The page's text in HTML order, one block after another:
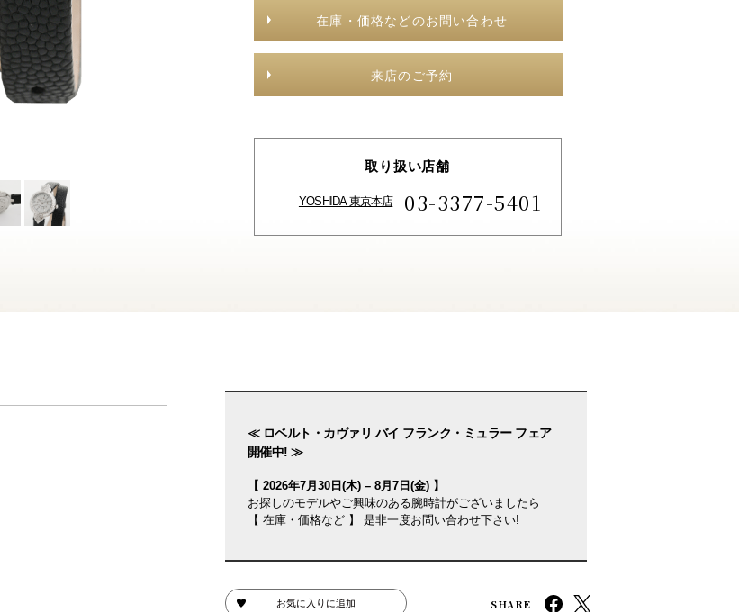
在庫・価格などのお問い合わせ
来店のご予約
取り扱い店舗
YOSHIDA 東京本店 03-3377-5401
≪ ロベルト・カヴァリ バイ フランク・ミュラー フェア
開催中! ≫
【 2026年7月30日(木) – 8月7日(金) 】
お探しのモデルやご興味のある腕時計がございましたら
【 在庫・価格など 】 是非一度お問い合わせ下さい!
お気に入りに追加 SHARE